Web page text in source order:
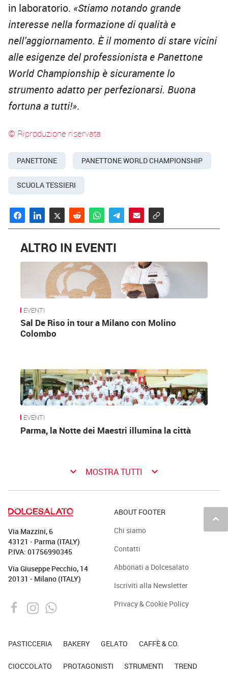
in laboratorio. «Stiamo notando grande
interesse nella formazione di qualità e
nell’aggiornamento. È il momento di stare vicini
alle esigenze del professionista e Panettone
World Championship è sicuramente lo
strumento adatto per perfezionarsi. Buona
fortuna a tutti!».
© Riproduzione riservata
PANETTONE PANETTONE WORLD CHAMPIONSHIP
SCUOLA TESSIERI
ALTRO IN EVENTI
EVENTI
Sal De Riso in tour a Milano con Molino
Colombo
EVENTI
Parma, la Notte dei Maestri illumina la città
keyboard_arrow_down MOSTRA TUTTI keyboard_arrow_down
keyboard_arrow_up
Via Mazzini, 6
43121 - Parma (ITALY)
P.IVA: 01756990345
Via Giuseppe Pecchio, 14
20131 - Milano (ITALY)
ABOUT FOOTER
Chi siamo
Contatti
Abbonati a Dolcesalato
Iscriviti alla Newsletter
Privacy & Cookie Policy
PASTICCERIA BAKERY GELATO CAFFÈ & CO.
CIOCCOLATO PROTAGONISTI STRUMENTI TREND